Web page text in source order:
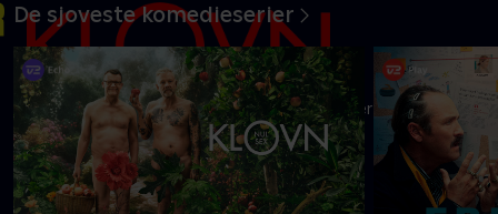
Danmarks pinligste makkerpar Frank og Casper navigerer livet
med tvivlsom succes
Mere info
De sjoveste komedieserier